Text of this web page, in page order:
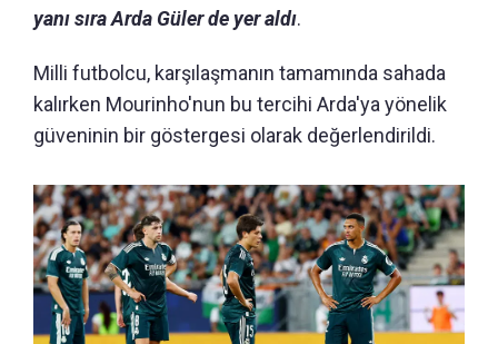
yanı sıra Arda Güler de yer aldı.
Milli futbolcu, karşılaşmanın tamamında sahada
kalırken Mourinho'nun bu tercihi Arda'ya yönelik
güveninin bir göstergesi olarak değerlendirildi.